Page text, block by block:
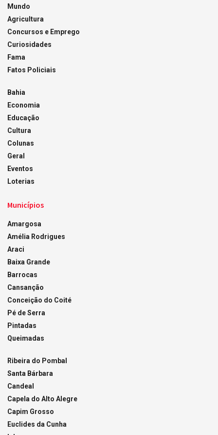
Mundo
Agricultura
Concursos e Emprego
Curiosidades
Fama
Fatos Policiais
Bahia
Economia
Educação
Cultura
Colunas
Geral
Eventos
Loterias
Municípios
Amargosa
Amélia Rodrigues
Araci
Baixa Grande
Barrocas
Cansanção
Conceição do Coité
Pé de Serra
Pintadas
Queimadas
Ribeira do Pombal
Santa Bárbara
Candeal
Capela do Alto Alegre
Capim Grosso
Euclides da Cunha